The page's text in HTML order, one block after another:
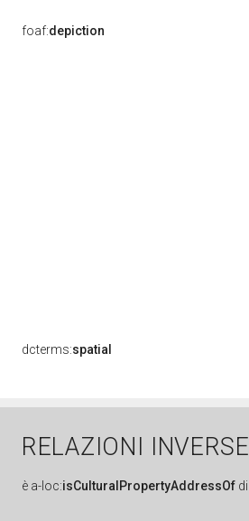
foaf:depiction
dcterms:spatial
RELAZIONI INVERSE
è a-loc:isCulturalPropertyAddressOf di